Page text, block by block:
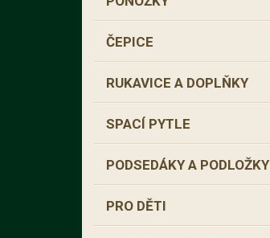
ČEPICE
RUKAVICE A DOPLŇKY
SPACÍ PYTLE
PODSEDÁKY A PODLOŽKY
PRO DĚTI